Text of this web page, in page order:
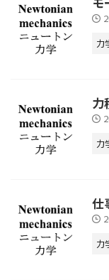
力
力
力
仕
力